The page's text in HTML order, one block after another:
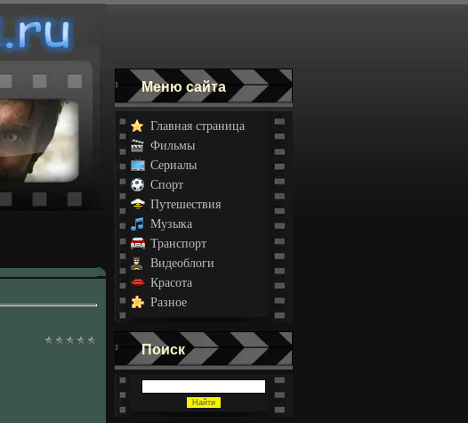
Меню сайта
Главная страница
Фильмы
Сериалы
Спорт
Путешествия
Музыка
Транспорт
Видеоблоги
Красота
Разное
Поиск